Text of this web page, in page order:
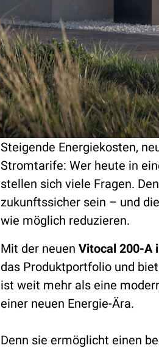
Steigende Energiekosten,
Stromtarife: Wer heute in
stellen sich viele Fragen.
zukunftssicher sein – und
wie möglich reduzieren.
Mit der neuen Vitocal 200-A
das Produktportfolio und
ist weit mehr als eine
einer neuen Energie-Ära.
Denn sie ermöglicht einen